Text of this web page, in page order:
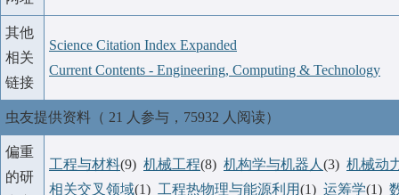
其他
相关
链接
Science Citation Index Expanded
Current Contents - Engineering, Computing & Technology
虫友提供资料（ 21 人参与，75932 人阅读）
偏重
的研
工程与材料(9) 机械工程(8) 机构学与机器人 (3) 机械动
相关交叉领域(1) 工程热物理与能源利用(1) 运筹学(1)